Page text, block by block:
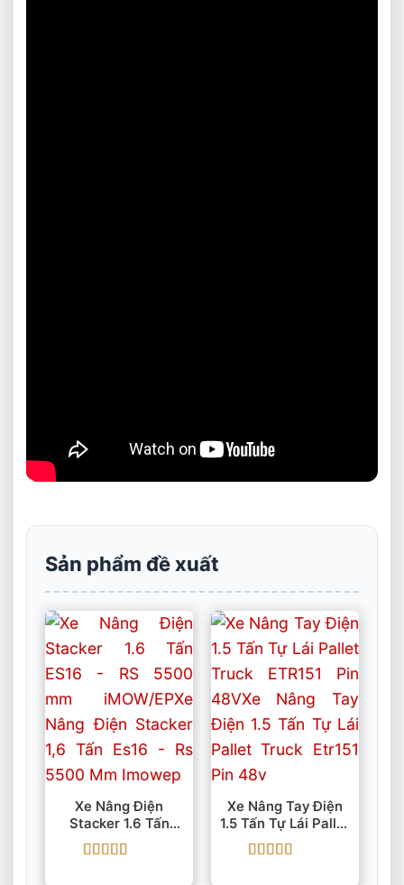
Sản phẩm đề xuất
Xe Nâng Điện
Stacker 1.6 Tấn
ES16 – RS 5500 Mm
IMOW/EP
Xe Nâng Tay Điện
1.5 Tấn Tự Lái Pallet
Truck ETR151 Pin
48V